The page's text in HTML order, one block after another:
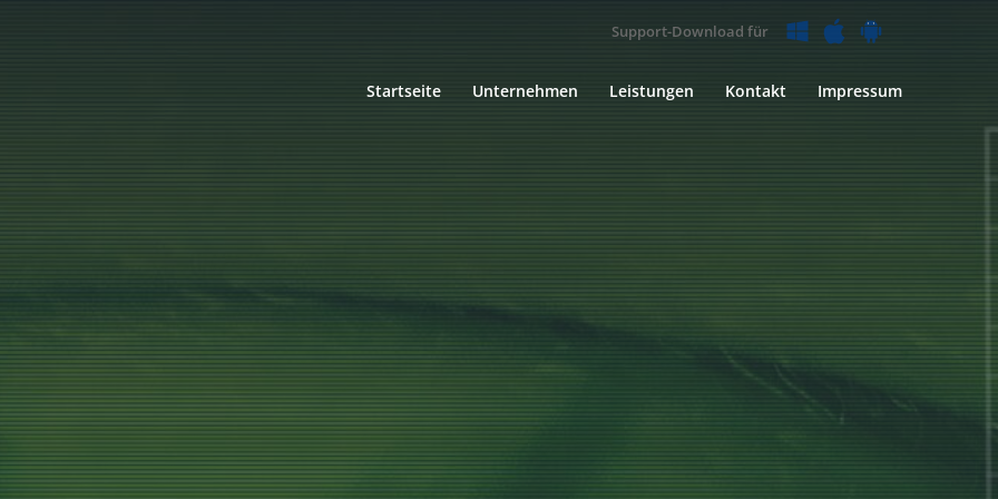
Support-Download für
Startseite Unternehmen Leistungen Kontakt Impressum